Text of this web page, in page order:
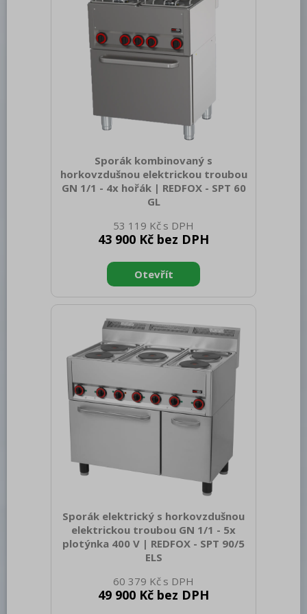
vrchní deska, AISI 430 opláštění
Kontrolky: chodu ploten, chodu a nahř
Sporák kombinovaný s
horkovzdušnou elektrickou troubou
GN 1/1 - 4x hořák | REDFOX - SPT 60
GL
658 Hloubka netto [mm]: 609 Výška
netto [mm]: 900 Hmotnost netto [kg]:
brutto [mm]: 725 Výška brutto [mm]:
1120 Hmotnost brutto [kg]: 72.00 Typ
spotřebiče: Kombinované zařízení
Příkon elektrický [kW]: 3.130 Napájení:
230 V / 1N - 50 Hz Výkon plynový [kW]:
13.200 Druh připojení plynu: Zemní plyn,
propan butan Stupeň krytí ovládacích
prvků: IPX4 Materiál: AISI 3
53 119 Kč
43 900 Kč bez DPH
Sporák elektrický s horkovzdušnou
elektrickou troubou GN 1/1 - 5x
plotýnka 400 V | REDFOX - SPT 90/5
ELS
988 Hloubka netto [mm]: 609 Výška
netto [mm]: 900 Hmotnost netto [kg]:
60 379 Kč
49 900 Kč bez DPH